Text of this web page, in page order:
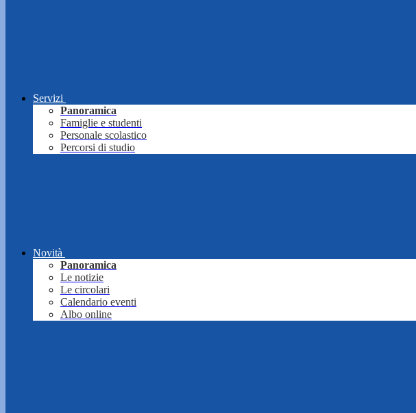
Servizi
Panoramica
Famiglie e studenti
Personale scolastico
Percorsi di studio
Novità
Panoramica
Le notizie
Le circolari
Calendario eventi
Albo online